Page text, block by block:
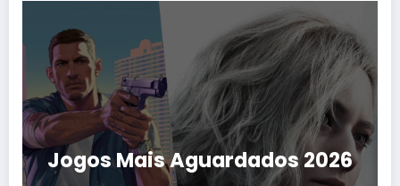
Jogos Mais Aguardados 2026